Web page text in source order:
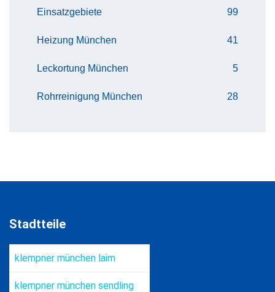
Einsatzgebiete 99
Heizung München 41
Leckortung München 5
Rohrreinigung München 28
Stadtteile
klempner münchen laim
klempner münchen sendling